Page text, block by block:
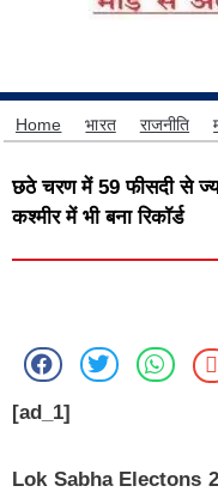
Home भारत राजनीति
छठे चरण में 59 फीसदी से
कश्मीर में भी बना रिकॉर्ड
[ad_1]
Lok Sabha Electons